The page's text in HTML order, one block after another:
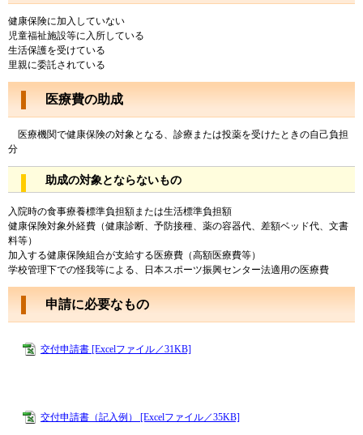
健康保険に加入していない
児童福祉施設等に入所している
生活保護を受けている
里親に委託されている
医療費の助成
医療機関で健康保険の対象となる、診療または投薬を受けたときの自己負担
分
助成の対象とならないもの
入院時の食事療養標準負担額または生活標準負担額
健康保険対象外経費（健康診断、予防接種、薬の容器代、差額ベッド代、文書
料等）
加入する健康保険組合が支給する医療費（高額医療費等）
学校管理下での怪我等による、日本スポーツ振興センター法適用の医療費
申請に必要なもの
交付申請書 [Excelファイル／31KB]
交付申請書（記入例） [Excelファイル／35KB]